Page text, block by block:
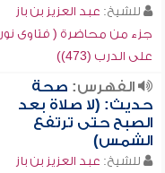
للشيخ: عبد العزيز بن باز
جزء من محاضرة ( فتاوى نور
على الدرب (473))
الفهرس: صحة
حديث: (لا صلاة بعد
الصبح حتى ترتفع
الشمس)
للشيخ: عبد العزيز بن باز